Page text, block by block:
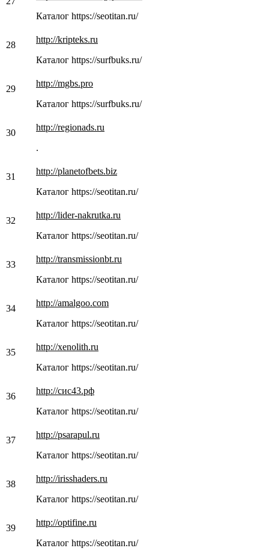
Каталог https://seotitan.ru/
28
http://kripteks.ru
Каталог https://surfbuks.ru/
29
http://mgbs.pro
Каталог https://surfbuks.ru/
30
http://regionads.ru
.
31
http://planetofbets.biz
Каталог https://seotitan.ru/
32
http://lider-nakrutka.ru
Каталог https://seotitan.ru/
33
http://transmissionbt.ru
Каталог https://seotitan.ru/
34
http://amalgoo.com
Каталог https://seotitan.ru/
35
http://xenolith.ru
Каталог https://seotitan.ru/
36
http://сис43.рф
Каталог https://seotitan.ru/
37
http://psarapul.ru
Каталог https://seotitan.ru/
38
http://irisshaders.ru
Каталог https://seotitan.ru/
39
http://optifine.ru
Каталог https://seotitan.ru/